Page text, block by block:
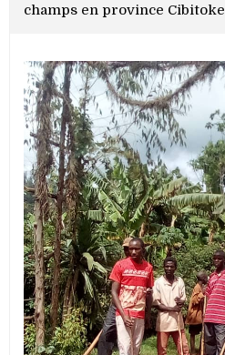
champs en province Cibitoke